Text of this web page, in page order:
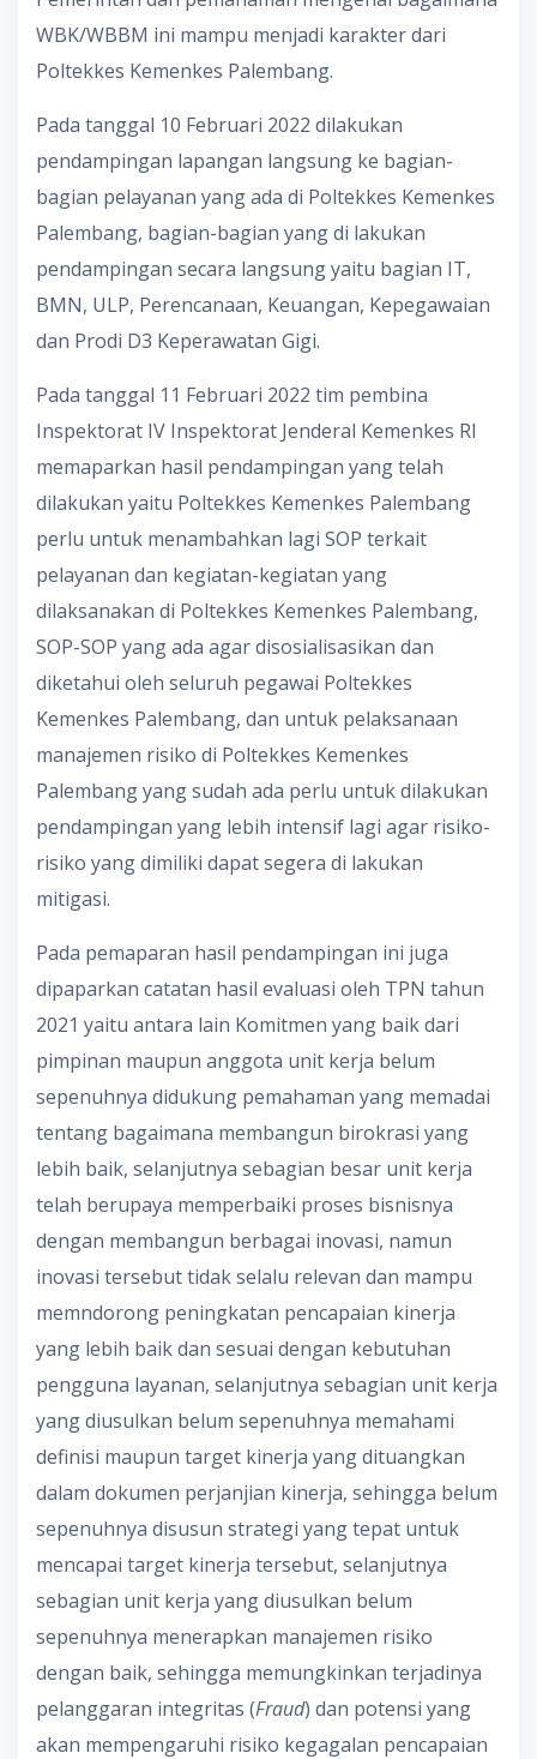
WBK/WBBM ini mampu menjadi karakter dari
Poltekkes Kemenkes Palembang.
Pada tanggal 10 Februari 2022 dilakukan
pendampingan lapangan langsung ke bagian-
bagian pelayanan yang ada di Poltekkes Kemenkes
Palembang, bagian-bagian yang di lakukan
pendampingan secara langsung yaitu bagian IT,
BMN, ULP, Perencanaan, Keuangan, Kepegawaian
dan Prodi D3 Keperawatan Gigi.
Pada tanggal 11 Februari 2022 tim pembina
Inspektorat IV Inspektorat Jenderal Kemenkes RI
memaparkan hasil pendampingan yang telah
dilakukan yaitu Poltekkes Kemenkes Palembang
perlu untuk menambahkan lagi SOP terkait
pelayanan dan kegiatan-kegiatan yang
dilaksanakan di Poltekkes Kemenkes Palembang,
SOP-SOP yang ada agar disosialisasikan dan
diketahui oleh seluruh pegawai Poltekkes
Kemenkes Palembang, dan untuk pelaksanaan
manajemen risiko di Poltekkes Kemenkes
Palembang yang sudah ada perlu untuk dilakukan
pendampingan yang lebih intensif lagi agar risiko-
risiko yang dimiliki dapat segera di lakukan
mitigasi.
Pada pemaparan hasil pendampingan ini juga
dipaparkan catatan hasil evaluasi oleh TPN tahun
2021 yaitu antara lain Komitmen yang baik dari
pimpinan maupun anggota unit kerja belum
sepenuhnya didukung pemahaman yang memadai
tentang bagaimana membangun birokrasi yang
lebih baik, selanjutnya sebagian besar unit kerja
telah berupaya memperbaiki proses bisnisnya
dengan membangun berbagai inovasi, namun
inovasi tersebut tidak selalu relevan dan mampu
memndorong peningkatan pencapaian kinerja
yang lebih baik dan sesuai dengan kebutuhan
pengguna layanan, selanjutnya sebagian unit kerja
yang diusulkan belum sepenuhnya memahami
definisi maupun target kinerja yang dituangkan
dalam dokumen perjanjian kinerja, sehingga belum
sepenuhnya disusun strategi yang tepat untuk
mencapai target kinerja tersebut, selanjutnya
sebagian unit kerja yang diusulkan belum
sepenuhnya menerapkan manajemen risiko
dengan baik, sehingga memungkinkan terjadinya
pelanggaran integritas (Fraud) dan potensi yang
akan mempengaruhi risiko kegagalan pencapaian